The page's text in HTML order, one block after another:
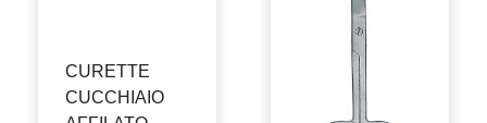
CURETTE
CUCCHIAIO